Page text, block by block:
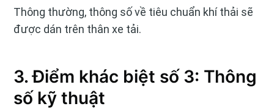
Thông thường, thông số về tiêu chuẩn khí thải sẽ
được dán trên thân xe tải.
3. Điểm khác biệt số 3: Thông
số kỹ thuật